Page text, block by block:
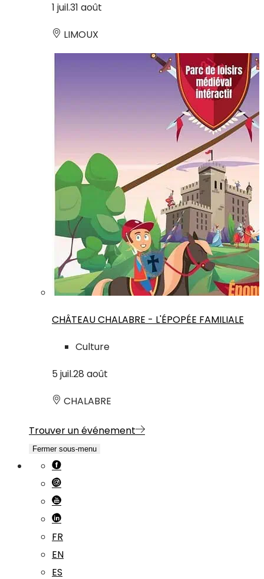
1 juil.31 août
LIMOUX
CHÂTEAU CHALABRE - L'ÉPOPÉE FAMILIALE
Culture
5 juil.28 août
CHALABRE
Trouver un événement
Fermer sous-menu
FR
EN
ES